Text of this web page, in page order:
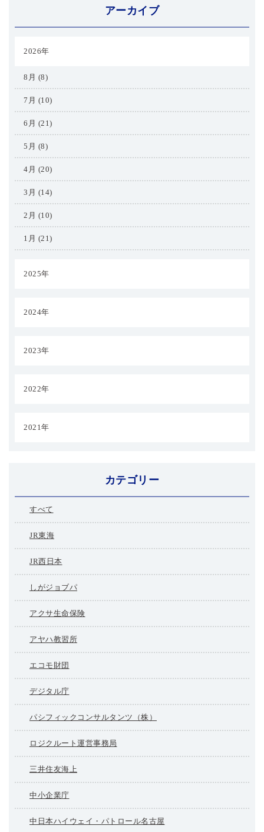
アーカイブ
2026年
8月 (8)
7月 (10)
6月 (21)
5月 (8)
4月 (20)
3月 (14)
2月 (10)
1月 (21)
2025年
2024年
2023年
2022年
2021年
カテゴリー
すべて
JR東海
JR西日本
しがジョブパ
アクサ生命保険
アヤハ教習所
エコモ財団
デジタル庁
パシフィックコンサルタンツ（株）
ロジクルート運営事務局
三井住友海上
中小企業庁
中日本ハイウェイ・パトロール名古屋